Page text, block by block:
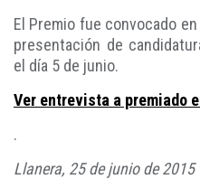
El Premio fue convocado
presentación de
el día 5 de junio.
Ver entrevista a premiado
.
Llanera, 25 de junio de 2015